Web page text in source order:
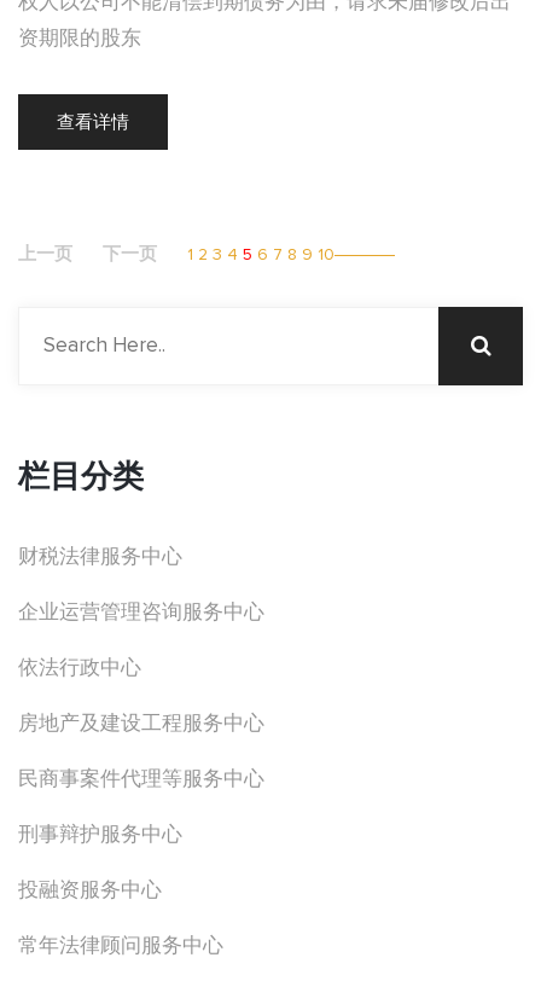
资期限的股东
查看详情
上一页 1 2 3 4 5 6 7 8 9 10
下一页
栏目分类
财税法律服务中心
企业运营管理咨询服务中心
依法行政中心
房地产及建设工程服务中心
民商事案件代理等服务中心
刑事辩护服务中心
投融资服务中心
常年法律顾问服务中心